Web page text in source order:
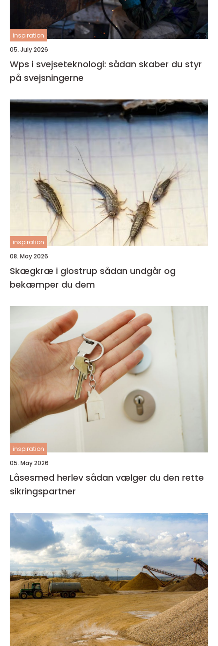
inspiration
05. July 2026
Wps i svejseteknologi: sådan skaber du styr
på svejsningerne
inspiration
08. May 2026
Skægkræ i glostrup sådan undgår og
bekæmper du dem
inspiration
05. May 2026
Låsesmed herlev sådan vælger du den rette
sikringspartner